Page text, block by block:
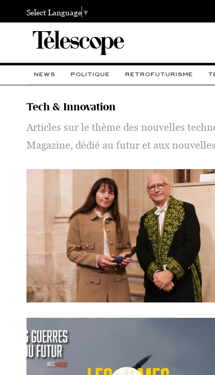
Select Language▼
NEWS POLITIQUE RETROFUTURISME
Tech & Innovation
Articles sur le thème des nouvelles
Magazine, dédié au futur et aux